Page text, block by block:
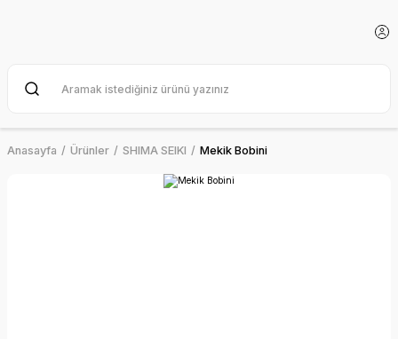
Anasayfa Ürünler SHIMA SEIKI Mekik Bobini